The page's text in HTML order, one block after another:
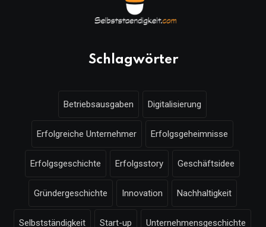
Schlagwörter
Betriebsausgaben Digitalisierung
Erfolgreiche Unternehmer Erfolgsgeheimnisse
Erfolgsgeschichte Erfolgsstory Geschäftsidee
Gründergeschichte Innovation Nachhaltigkeit
Selbstständigkeit Start-up Unternehmensgeschichte